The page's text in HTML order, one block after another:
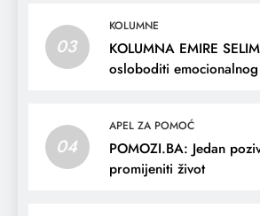
03
KOLUMNE
KOLUMNA EMIRE
osloboditi
04
APEL ZA POMOĆ
POMOZI.BA: Jedan
promijeniti život